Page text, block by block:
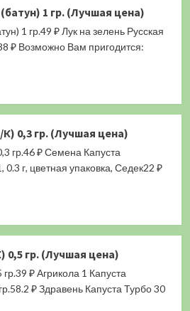
1 гр. (Лучшая цена)
1 гр.49 ₽ Лук на зелень Русская
₽ Возможно Вам пригодится:
0,3 гр. (Лучшая цена)
гр.46 ₽ Семена Капуста
0.3 г, цветная упаковка, Седек22 ₽
0,5 гр. (Лучшая цена)
₽ Агрикола 1 Капуста
₽ Здравень Капуста Турбо 30